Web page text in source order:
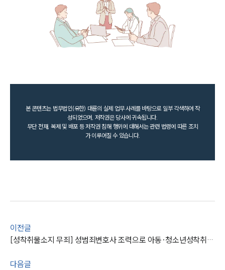
본 콘텐츠는 법무법인(유한) 대륜의 실제 업무 사례를 바탕으로 일부 각색하여 작
성되었으며, 저작권은 당사에 귀속됩니다.
무단 전재, 복제 및 배포 등 저작권 침해 행위에 대해서는 관련 법령에 따른 조치
가 이루어질 수 있습니다.
이전글
[성착취물소지 무죄] 성범죄변호사 조력으로 아동·청소년성착취물 등 포함된 영상물 소지·시청한 혐의 무죄 받아
다음글